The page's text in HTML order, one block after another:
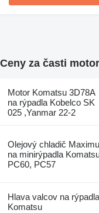
Ceny za časti
Motor Komatsu 3D78A
na rýpadla Kobelco SK
025 ,Yanmar 22-2
Olejový chladič
na minirýpadla
PC60, PC57
Hlava valcov na rýpadla
Komatsu